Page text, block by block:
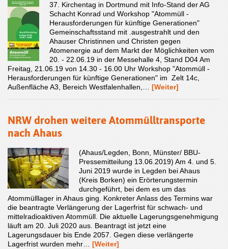
37. Kirchentag in Dortmund mit Info-Stand der AG
Schacht Konrad und Workshop "Atommüll -
Herausforderungen für künftige Generationen"
Gemeinschaftsstand mit .ausgestrahlt und den
Ahauser Christinnen und Christen gegen
Atomenergie auf dem Markt der Möglichkeiten vom
20. - 22.06.19 in der Messehalle 4, Stand D04 Am
Freitag, 21.06.19 von 14.30 - 16.00 Uhr Workshop "Atommüll -
Herausforderungen für künftige Generationen" im Zelt 14c,
Außenfläche A3, Bereich Westfalenhallen,… [Weiter]
NRW drohen weitere Atommülltransporte
nach Ahaus
(Ahaus/Legden, Bonn, Münster/ BBU-
Pressemitteilung 13.06.2019) Am 4. und 5.
Juni 2019 wurde in Legden bei Ahaus
(Kreis Borken) ein Erörterungstermin
durchgeführt, bei dem es um das
Atommülllager in Ahaus ging. Konkreter Anlass des Termins war
die beantragte Verlängerung der Lagerfrist für schwach- und
mittelradioaktiven Atommüll. Die aktuelle Lagerungsgenehmigung
läuft am 20. Juli 2020 aus. Beantragt ist jetzt eine
Lagerungsdauer bis Ende 2057. Gegen diese verlängerte
Lagerfrist wurden mehr… [Weiter]